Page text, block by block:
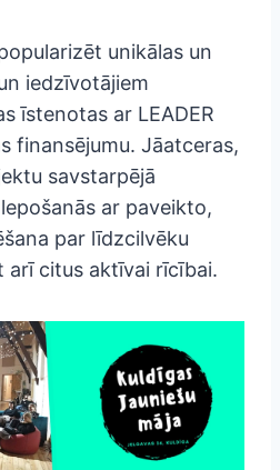
unikālas un
iedzīvotājiem
īstenotas ar LEADER
finansējumu. Jāatceras,
savstarpējā
ar paveikto,
par līdzcilvēku
arī citus aktīvai rīcībai.